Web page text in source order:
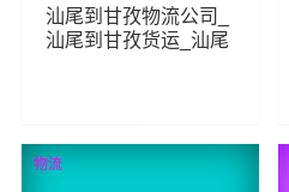
汕尾到甘孜物流公司_
汕尾到甘孜货运_汕尾
239 查看详细
物流